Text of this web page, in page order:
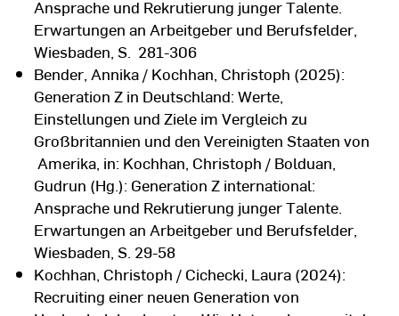
Ansprache und Rekrutierung junger Talente.
Erwartungen an Arbeitgeber und Berufsfelder,
Wiesbaden, S. 281-306
Bender, Annika / Kochhan, Christoph (2025):
Generation Z in Deutschland: Werte,
Einstellungen und Ziele im Vergleich zu
Großbritannien und den Vereinigten Staaten von
Amerika, in: Kochhan, Christoph / Bolduan,
Gudrun (Hg.): Generation Z international:
Ansprache und Rekrutierung junger Talente.
Erwartungen an Arbeitgeber und Berufsfelder,
Wiesbaden, S. 29-58
Kochhan, Christoph / Cichecki, Laura (2024):
Recruiting einer neuen Generation von